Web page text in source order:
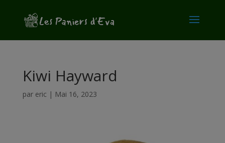
Kiwi Hayward
par eric | Mai 16, 2023